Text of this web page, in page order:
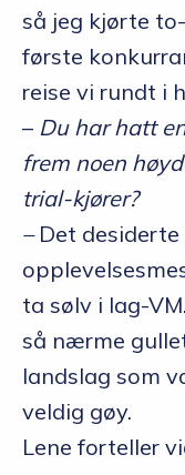
så jeg kjørte
første
reise vi rundt i
– Du har hatt
frem noen
trial-kjører?
– Det
ta sølv i lag-
så nærme
landslag som
veldig gøy.
Lene forteller